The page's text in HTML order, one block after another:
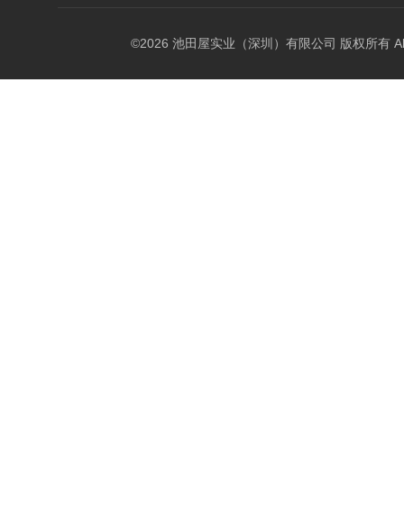
©2026 池田屋实业（深圳）有限公司 版权所有